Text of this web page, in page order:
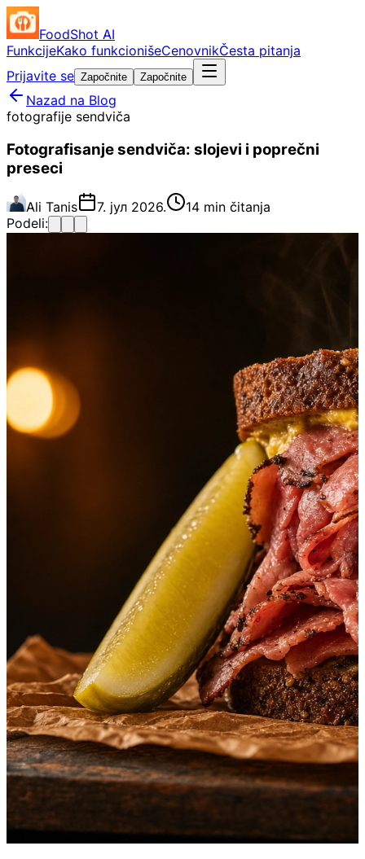
FoodShot AI
FunkcijeKako funkcionišeCenovnikČesta pitanja
Prijavite se Započnite Započnite
Nazad na Blog
fotografije sendviča
Fotografisanje sendviča: slojevi i poprečni
preseci
Ali Tanis 7. јул 2026.
14 min čitanja
Podeli: